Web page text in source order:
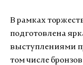
В рамках
подготовлена
выступлениями
том числе